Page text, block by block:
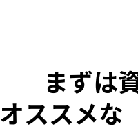
まずは
オススメな